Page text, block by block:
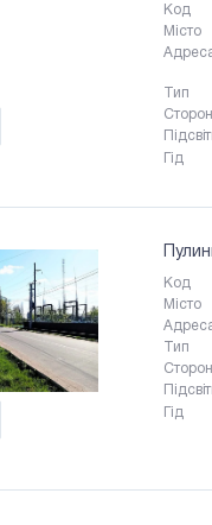
Код
Місто
Тип
Гід
Код
Місто
Тип
Гід